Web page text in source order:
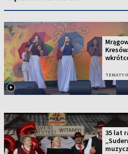
TEMATY
35 lat